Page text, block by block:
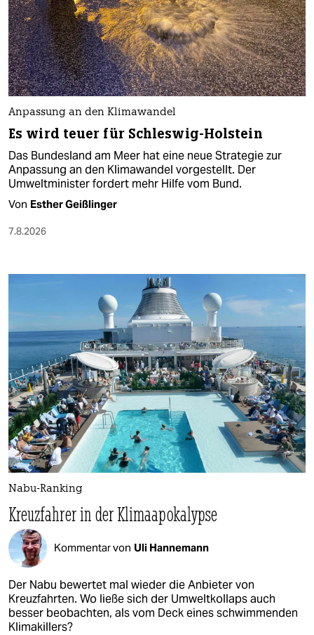
Anpassung an den Klimawandel
Es wird teuer für Schleswig-Holstein
Das Bundesland am Meer hat eine neue Strategie zur
Anpassung an den Klimawandel vorgestellt. Der
Umweltminister fordert mehr Hilfe vom Bund.
Von Esther Geißlinger
7.8.2026
Nabu-Ranking
Kreuzfahrer in der Klimaapokalypse
Kommentar von Uli Hannemann
Der Nabu bewertet mal wieder die Anbieter von
Kreuzfahrten. Wo ließe sich der Umweltkollaps auch
besser beobachten, als vom Deck eines schwimmenden
Klimakillers?